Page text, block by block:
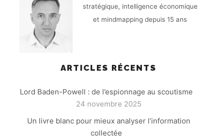
stratégique, intelligence économique
et mindmapping depuis 15 ans
ARTICLES RÉCENTS
Lord Baden-Powell : de l’espionnage au scoutisme
24 novembre 2025
Un livre blanc pour mieux analyser l’information
collectée